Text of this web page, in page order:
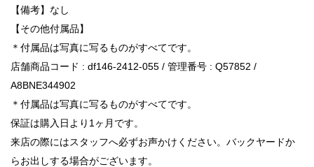
【備考】なし
【その他付属品】
＊付属品は写真に写るものがすべてです。
店舗商品コード : df146-2412-055 / 管理番号 : Q57852 /
A8BNE344902
＊付属品は写真に写るものがすべてです。
保証は購入日より1ヶ月です。
来店の際にはスタッフへ必ずお声かけください。バックヤードか
らお出しする場合がございます。